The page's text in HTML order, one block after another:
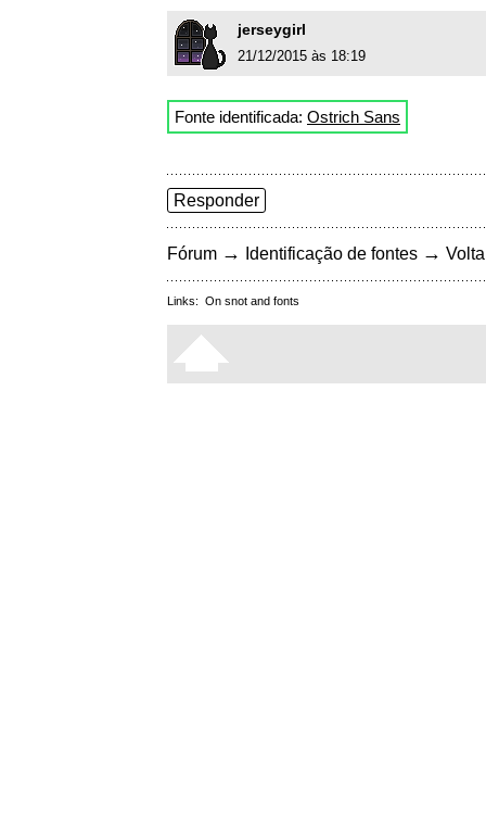
jerseygirl
21/12/2015 às 18:19
Fonte identificada: Ostrich Sans
Responder
Fórum → Identificação de fontes →
Links: On snot and fonts